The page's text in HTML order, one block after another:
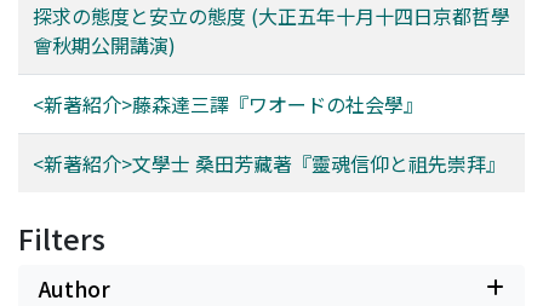
探求の態度と安立の態度 (大正五年十月十四日京都哲學
會秋期公開講演)
<新著紹介>藤森達三譯『ワオードの社会學』
<新著紹介>文學士 桑田芳藏著『靈魂信仰と祖先崇拜』
Filters
Author